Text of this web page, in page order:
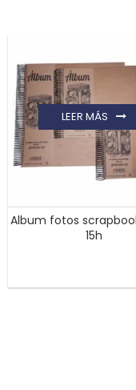
Album fotos
15h
LEER MÁS